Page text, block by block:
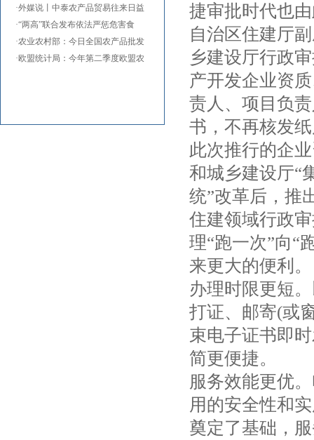
·外媒说丨中泰农产品贸易往来日益
·“两高”联合发布依法严惩危害食
·农业农村部：今日全国农产品批发
·欧盟统计局：今年第二季度欧盟农
捷审批时代也
自治区住建厅
乡建设厅行政
产开发企业资
责人、项目负
书，不再核发
此次推行的企
和城乡建设厅“
统”改革后，推
住建领域行政
理“跑一次”向“
来更大的便利。
办理时限更短
打证、邮寄(或
束电子证书即
简更便捷。
服务效能更优
用的安全性和
奠定了基础，